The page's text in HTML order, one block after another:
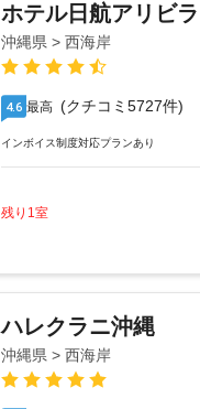
ホテル日航アリビラ
沖縄県 > 西海岸
4.6 最高 (クチコミ5727件)
インボイス制度対応プランあり
残り1室
ハレクラニ沖縄
沖縄県 > 西海岸